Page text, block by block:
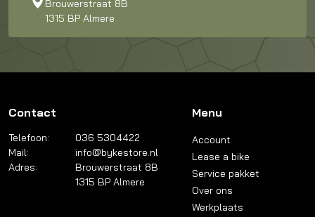
Brouwerstraat 8B
1315 BP Almere
Contact
Telefoon:
036 5304422
Mail:
info@bykestore.nl
Adres:
Brouwerstraat 8B
1315 BP Almere
Menu
Account
Lease a bike
Service pakket
Over ons
Werkplaats